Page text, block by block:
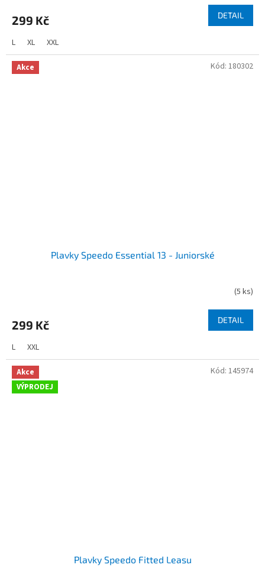
299 Kč DETAIL
L XL XXL
Akce
Plavky Speedo Essential 13 - Juniorské
(5 ks)
299 Kč DETAIL
L XXL
Kód: 180302
Akce
VÝPRODEJ
Plavky Speedo Fitted Leasu
Kód: 145974